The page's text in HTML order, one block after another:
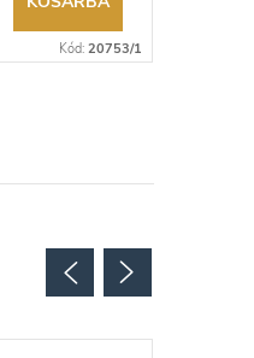
Kód: 20753/1